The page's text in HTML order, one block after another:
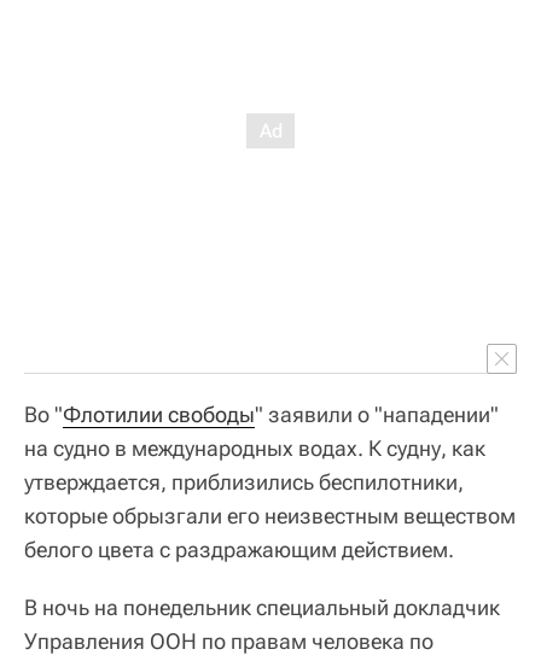
Во "Флотилии свободы" заявили о "нападении"
на судно в международных водах. К судну, как
утверждается, приблизились беспилотники,
которые обрызгали его неизвестным веществом
белого цвета с раздражающим действием.
В ночь на понедельник специальный докладчик
Управления ООН по правам человека по